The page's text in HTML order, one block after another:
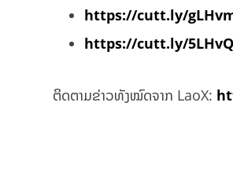
https://cutt.ly/
https://cutt.ly/
ຕິດຕາມຂ່າວທັງໝົດຈາກ LaoX: